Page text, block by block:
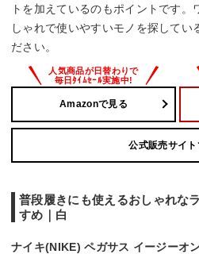
トを加えているのもポイントです
しゃれで使いやすいモノを探してい
ださい。
Amazonで見る
公式販売サイト
普段履きにも使えるおしゃれな
すめ｜白
ナイキ(NIKE) ペガサス イージーオ